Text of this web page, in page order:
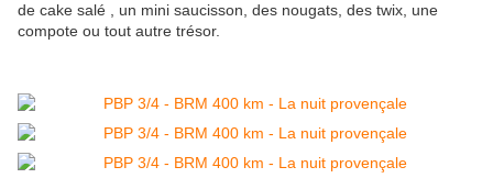
de cake salé , un mini saucisson, des nougats, des twix, une
compote ou tout autre trésor.